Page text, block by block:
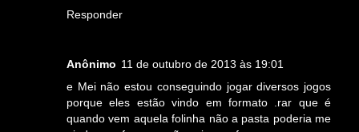
Responder
Anônimo 11 de outubro de 2013 às 19:01
e Mei não estou conseguindo jogar diversos jogos
porque eles estão vindo em formato .rar que é
quando vem aquela folinha não a pasta poderia me